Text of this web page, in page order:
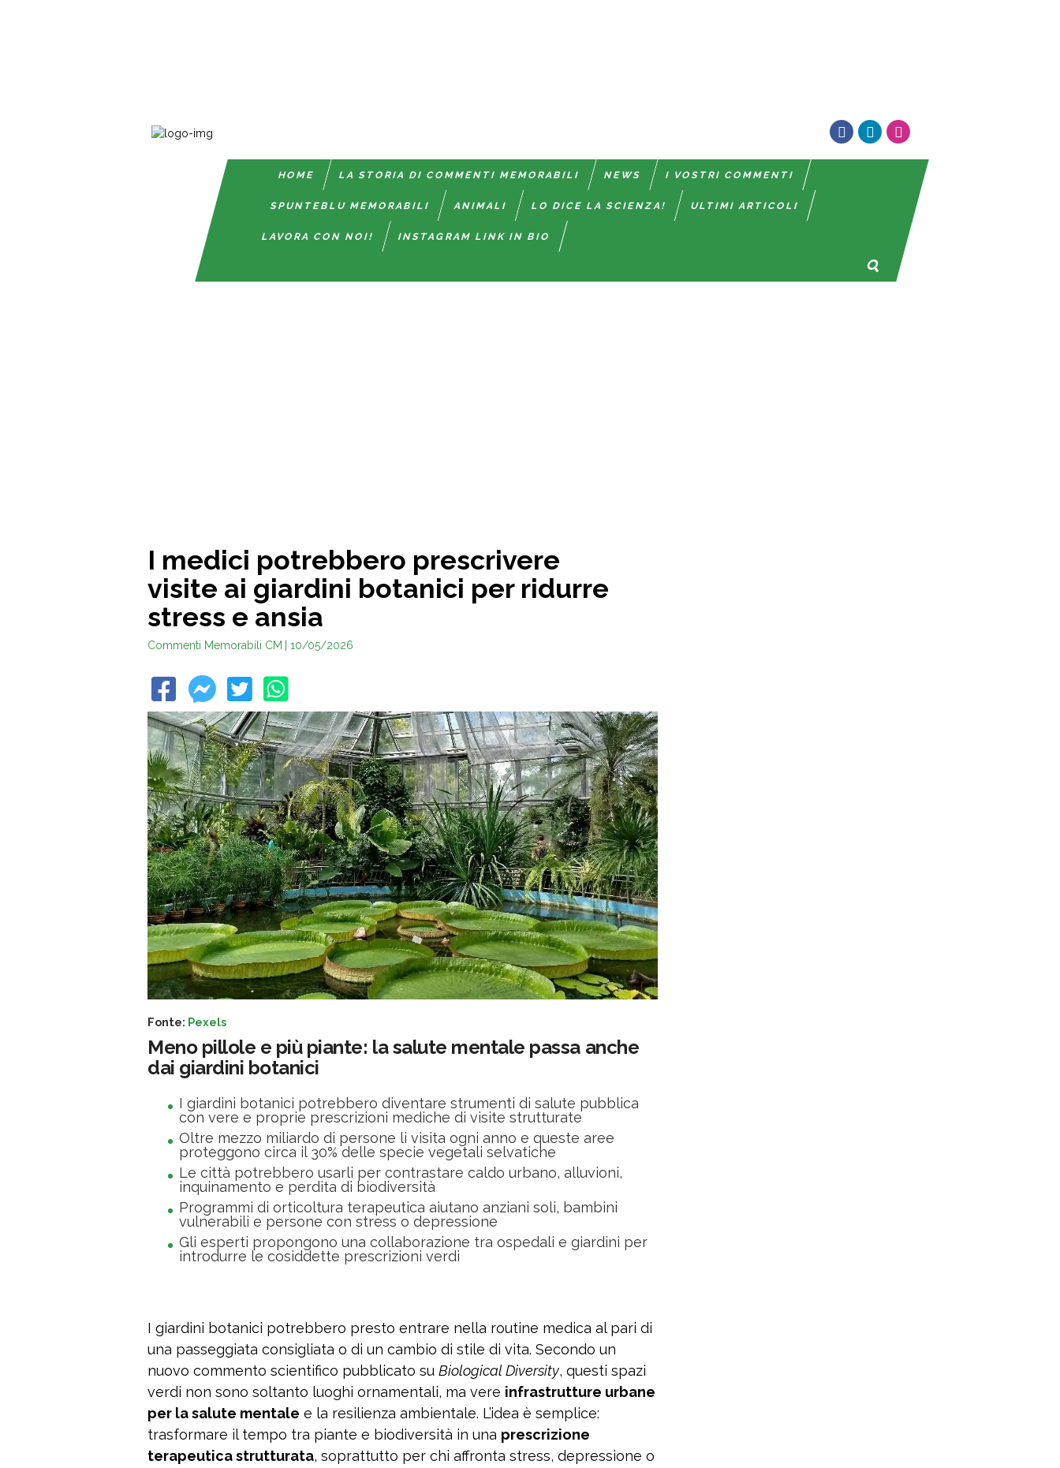
HOME LA STORIA DI COMMENTI MEMORABILI NEWS I VOSTRI COMMENTI
SPUNTEBLU MEMORABILI ANIMALI LO DICE LA SCIENZA! ULTIMI ARTICOLI
LAVORA CON NOI! INSTAGRAM LINK IN BIO
I medici potrebbero prescrivere
visite ai giardini botanici per ridurre
stress e ansia
Commenti Memorabili CM | 10/05/2026
Fonte: Pexels
Meno pillole e più piante: la salute mentale passa anche
dai giardini botanici
I giardini botanici potrebbero diventare strumenti di salute pubblica
con vere e proprie prescrizioni mediche di visite strutturate
Oltre mezzo miliardo di persone li visita ogni anno e queste aree
proteggono circa il 30% delle specie vegetali selvatiche
Le città potrebbero usarli per contrastare caldo urbano, alluvioni,
inquinamento e perdita di biodiversità
Programmi di orticoltura terapeutica aiutano anziani soli, bambini
vulnerabili e persone con stress o depressione
Gli esperti propongono una collaborazione tra ospedali e giardini per
introdurre le cosiddette prescrizioni verdi
I giardini botanici potrebbero presto entrare nella routine medica al pari di
una passeggiata consigliata o di un cambio di stile di vita. Secondo un
nuovo commento scientifico pubblicato su Biological Diversity, questi spazi
verdi non sono soltanto luoghi ornamentali, ma vere infrastrutture urbane
per la salute mentale e la resilienza ambientale. L’idea è semplice:
trasformare il tempo tra piante e biodiversità in una prescrizione
terapeutica strutturata, soprattutto per chi affronta stress, depressione o